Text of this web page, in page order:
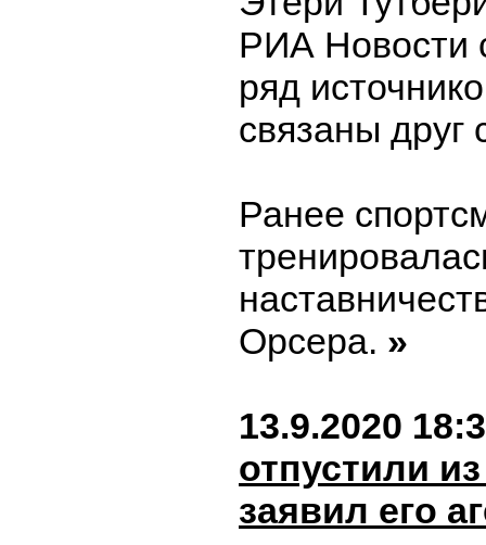
РИА Новости
ряд
связаны друг
Ранее
Орсера. »
13.9.2020
отпустили
заявил его